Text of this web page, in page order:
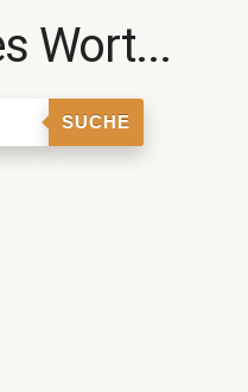
Wort...
SUCHE